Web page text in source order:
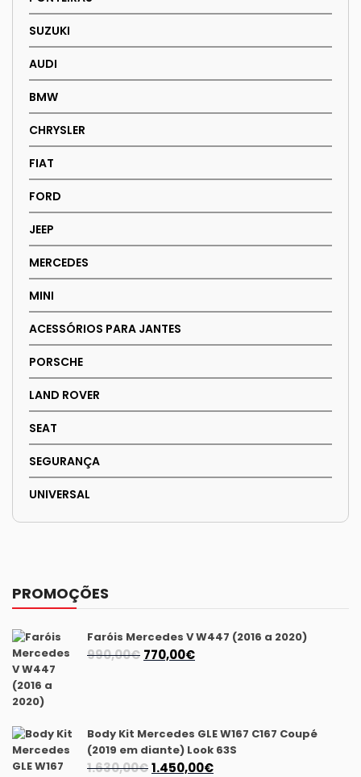
SUZUKI
AUDI
BMW
CHRYSLER
FIAT
FORD
JEEP
MERCEDES
MINI
ACESSÓRIOS PARA JANTES
PORSCHE
LAND ROVER
SEAT
SEGURANÇA
UNIVERSAL
PROMOÇÕES
Faróis Mercedes V W447 (2016 a 2020)
990,00€ O
990,00€.
770,00€O
770,00€.
Body Kit Mercedes GLE W167 C167 Coupé
(2019 em diante) Look 63S
1.630,00€O
1.450,00€O